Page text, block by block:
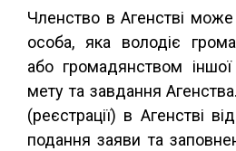
Членство в Агенстві може
особа, яка володіє
або громадянством
мету та завдання
(реєстрації) в Агенстві
подання заяви та